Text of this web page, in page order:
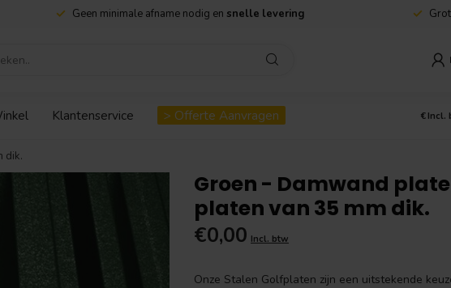
Geen minimale afname nodig en snelle levering
Klantenservice > Offerte Aanvragen € Incl.
dik.
Groen - Damwand
platen van 35 mm dik.
€0,00 Incl. btw
Onze Stalen Golfplaten zijn een uitstekende